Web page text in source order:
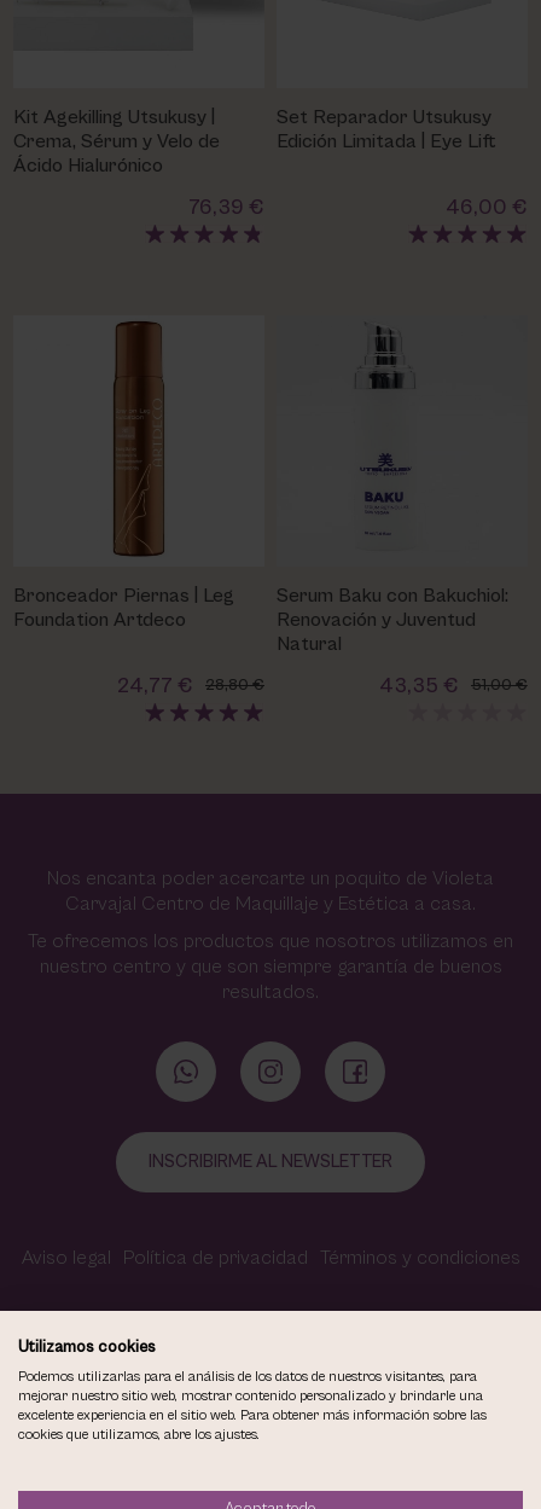
Kit Agekilling Utsukusy |
Crema, Sérum y Velo de
Ácido Hialurónico
76,39 €
Set Reparador Utsukusy
Edición Limitada | Eye Lift
46,00 €
Bronceador Piernas | Leg
Foundation Artdeco
24,77 € 28,80 €
Serum Baku con Bakuchiol:
Renovación y Juventud
Natural
43,35 € 51,00 €
Nos encanta poder acercarte un poquito de Violeta
Carvajal Centro de Maquillaje y Estética a casa.
Te ofrecemos los productos que nosotros utilizamos en
nuestro centro y que son siempre garantía de buenos
resultados.
INSCRIBIRME AL NEWSLETTER
Aviso legal Política de privacidad Términos y condiciones
Política de cookies Contacto Accesibilidad
COPYRIGHT © 2026
Utilizamos cookies
Podemos utilizarlas para el análisis de los datos de nuestros visitantes, para
mejorar nuestro sitio web, mostrar contenido personalizado y brindarle una
excelente experiencia en el sitio web. Para obtener más información sobre las
cookies que utilizamos, abre los ajustes.